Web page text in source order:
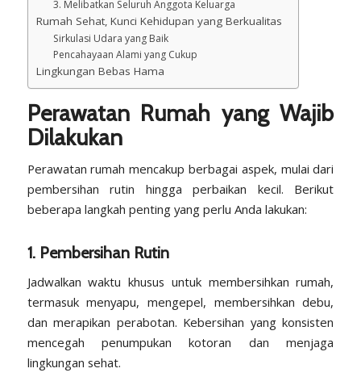
3. Melibatkan Seluruh Anggota Keluarga
Rumah Sehat, Kunci Kehidupan yang Berkualitas
Sirkulasi Udara yang Baik
Pencahayaan Alami yang Cukup
Lingkungan Bebas Hama
Perawatan Rumah yang Wajib
Dilakukan
Perawatan rumah mencakup berbagai aspek, mulai dari
pembersihan rutin hingga perbaikan kecil. Berikut
beberapa langkah penting yang perlu Anda lakukan:
1. Pembersihan Rutin
Jadwalkan waktu khusus untuk membersihkan rumah,
termasuk menyapu, mengepel, membersihkan debu,
dan merapikan perabotan. Kebersihan yang konsisten
mencegah penumpukan kotoran dan menjaga
lingkungan sehat.